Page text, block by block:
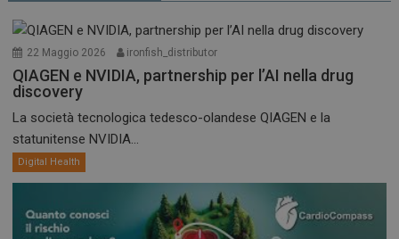
22 Maggio 2026 ironfish_distributor
QIAGEN e NVIDIA, partnership per l’AI nella drug
discovery
La società tecnologica tedesco-olandese QIAGEN e la
statunitense NVIDIA...
Digital Health